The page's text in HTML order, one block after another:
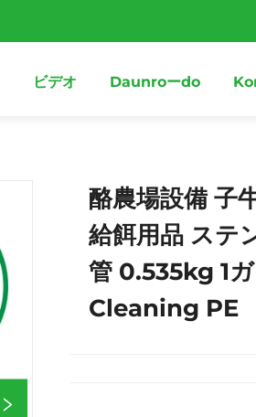
ビデオ Daunroーdo
酪農場設備 子
給餌用品 ステ
管 0.535kg 1
Cleaning PE